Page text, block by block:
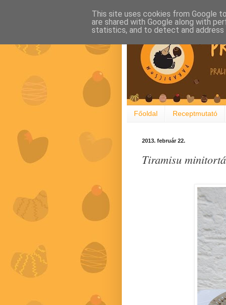
Főoldal Receptmutató
2013. február 22.
Tiramisu
This site uses cookies from Google
are shared with Google along with
statistics, and to detect and address